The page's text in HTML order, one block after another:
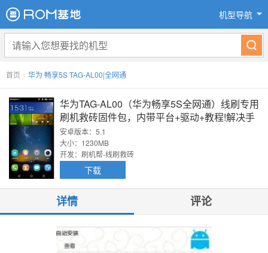
机型导航
首页 > 华为 畅享5S TAG-AL00|全网通
华为TAG-AL00（华为畅享5S全网通）线刷专用
刷机救砖固件包，内带平台+驱动+教程!解决手
机黑屏/黑砖/定屏等已测
安卓版本：5.1
大小：1230MB
开发：刷机帮-线刷救砖
下载
详情 评论